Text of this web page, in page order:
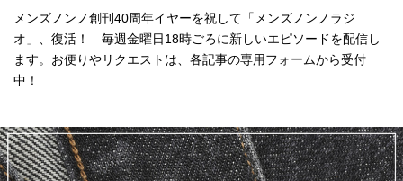
メンズノンノ創刊40周年イヤーを祝して「メンズノンノラジ
オ」、復活！ 毎週金曜日18時ごろに新しいエピソードを配信し
ます。お便りやリクエストは、各記事の専用フォームから受付
中！